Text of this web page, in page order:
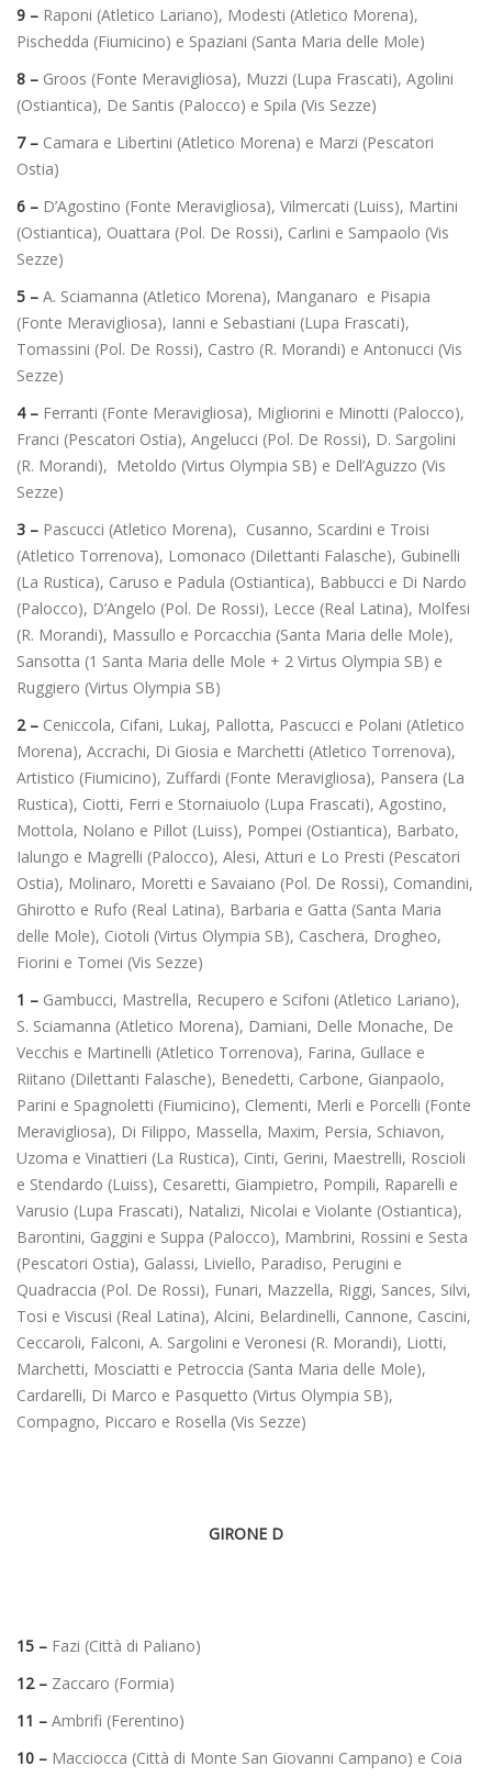
9 – Raponi (Atletico Lariano), Modesti (Atletico Morena),
Pischedda (Fiumicino) e Spaziani (Santa Maria delle Mole)
8 – Groos (Fonte Meravigliosa), Muzzi (Lupa Frascati), Agolini
(Ostiantica), De Santis (Palocco) e Spila (Vis Sezze)
7 – Camara e Libertini (Atletico Morena) e Marzi (Pescatori
Ostia)
6 – D’Agostino (Fonte Meravigliosa), Vilmercati (Luiss), Martini
(Ostiantica), Ouattara (Pol. De Rossi), Carlini e Sampaolo (Vis
Sezze)
5 – A. Sciamanna (Atletico Morena), Manganaro e Pisapia
(Fonte Meravigliosa), Ianni e Sebastiani (Lupa Frascati),
Tomassini (Pol. De Rossi), Castro (R. Morandi) e Antonucci (Vis
Sezze)
4 – Ferranti (Fonte Meravigliosa), Migliorini e Minotti (Palocco),
Franci (Pescatori Ostia), Angelucci (Pol. De Rossi), D. Sargolini
(R. Morandi), Metoldo (Virtus Olympia SB) e Dell’Aguzzo (Vis
Sezze)
3 – Pascucci (Atletico Morena), Cusanno, Scardini e Troisi
(Atletico Torrenova), Lomonaco (Dilettanti Falasche), Gubinelli
(La Rustica), Caruso e Padula (Ostiantica), Babbucci e Di Nardo
(Palocco), D’Angelo (Pol. De Rossi), Lecce (Real Latina), Molfesi
(R. Morandi), Massullo e Porcacchia (Santa Maria delle Mole),
Sansotta (1 Santa Maria delle Mole + 2 Virtus Olympia SB) e
Ruggiero (Virtus Olympia SB)
2 – Ceniccola, Cifani, Lukaj, Pallotta, Pascucci e Polani (Atletico
Morena), Accrachi, Di Giosia e Marchetti (Atletico Torrenova),
Artistico (Fiumicino), Zuffardi (Fonte Meravigliosa), Pansera (La
Rustica), Ciotti, Ferri e Stornaiuolo (Lupa Frascati), Agostino,
Mottola, Nolano e Pillot (Luiss), Pompei (Ostiantica), Barbato,
Ialungo e Magrelli (Palocco), Alesi, Atturi e Lo Presti (Pescatori
Ostia), Molinaro, Moretti e Savaiano (Pol. De Rossi), Comandini,
Ghirotto e Rufo (Real Latina), Barbaria e Gatta (Santa Maria
delle Mole), Ciotoli (Virtus Olympia SB), Caschera, Drogheo,
Fiorini e Tomei (Vis Sezze)
1 – Gambucci, Mastrella, Recupero e Scifoni (Atletico Lariano),
S. Sciamanna (Atletico Morena), Damiani, Delle Monache, De
Vecchis e Martinelli (Atletico Torrenova), Farina, Gullace e
Riitano (Dilettanti Falasche), Benedetti, Carbone, Gianpaolo,
Parini e Spagnoletti (Fiumicino), Clementi, Merli e Porcelli (Fonte
Meravigliosa), Di Filippo, Massella, Maxim, Persia, Schiavon,
Uzoma e Vinattieri (La Rustica), Cinti, Gerini, Maestrelli, Roscioli
e Stendardo (Luiss), Cesaretti, Giampietro, Pompili, Raparelli e
Varusio (Lupa Frascati), Natalizi, Nicolai e Violante (Ostiantica),
Barontini, Gaggini e Suppa (Palocco), Mambrini, Rossini e Sesta
(Pescatori Ostia), Galassi, Liviello, Paradiso, Perugini e
Quadraccia (Pol. De Rossi), Funari, Mazzella, Riggi, Sances, Silvi,
Tosi e Viscusi (Real Latina), Alcini, Belardinelli, Cannone, Cascini,
Ceccaroli, Falconi, A. Sargolini e Veronesi (R. Morandi), Liotti,
Marchetti, Mosciatti e Petroccia (Santa Maria delle Mole),
Cardarelli, Di Marco e Pasquetto (Virtus Olympia SB),
Compagno, Piccaro e Rosella (Vis Sezze)
GIRONE D
15 – Fazi (Città di Paliano)
12 – Zaccaro (Formia)
11 – Ambrifi (Ferentino)
10 – Macciocca (Città di Monte San Giovanni Campano) e Coia